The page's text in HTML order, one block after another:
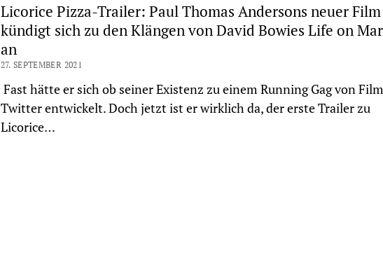
Licorice Pizza-Trailer: Paul Thomas Andersons neuer Film
kündigt sich zu den Klängen von David Bowies Life on
an
27. SEPTEMBER 2021
Fast hätte er sich ob seiner Existenz zu einem Running Gag von Film
Twitter entwickelt. Doch jetzt ist er wirklich da, der erste Trailer zu
Licorice…